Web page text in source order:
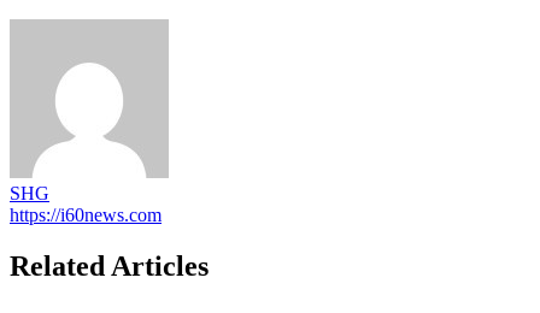
SHG
https://i60news.com
Related Articles